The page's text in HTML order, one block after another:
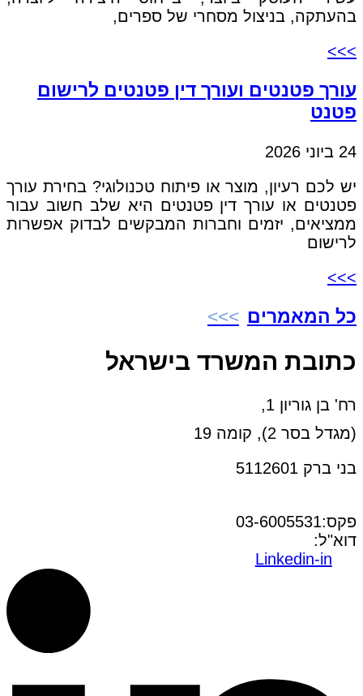
בהעתקה, בניצול מסחרי של ספרים,
>>>
עורך פטנטים ועורך דין פטנטים לרישום
פטנט
24 ביוני 2026
יש לכם רעיון, מוצר או פיתוח טכנולוגי? בחירת עורך
פטנטים או עורך דין פטנטים היא שלב חשוב עבור
ממציאים, יזמים וחברות המבקשים לבדוק אפשרות
לרישום
>>>
כל המאמרים
כתובת המשרד בישראל
רח' בן גוריון 1,
(מגדל בסר 2), קומה 19
בני ברק 5112601
פקס:03-6005531
דוא"ל:
Linkedin-in